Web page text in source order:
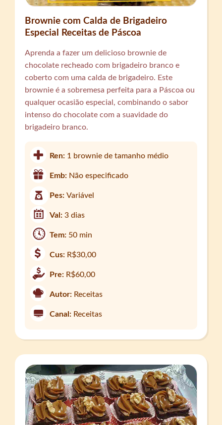
Brownie com Calda de Brigadeiro
Especial Receitas de Páscoa
Aprenda a fazer um delicioso brownie de
chocolate recheado com brigadeiro branco e
coberto com uma calda de brigadeiro. Este
brownie é a sobremesa perfeita para a Páscoa ou
qualquer ocasião especial, combinando o sabor
intenso do chocolate com a suavidade do
brigadeiro branco.
Ren: 1 brownie de tamanho médio
Emb: Não especificado
Pes:Variável
Val:3 dias
Tem: 50 min
Cus: R$30,00
Pre: R$60,00
Autor: Receitas
Canal: Receitas